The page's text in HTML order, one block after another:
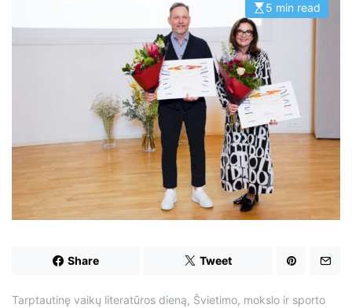
Brazauskienei
E
e
d
r
e
a
5 min read
Share Tweet
Tarptautinę vaikų literatūros dieną, Švietimo, mokslo ir sporto